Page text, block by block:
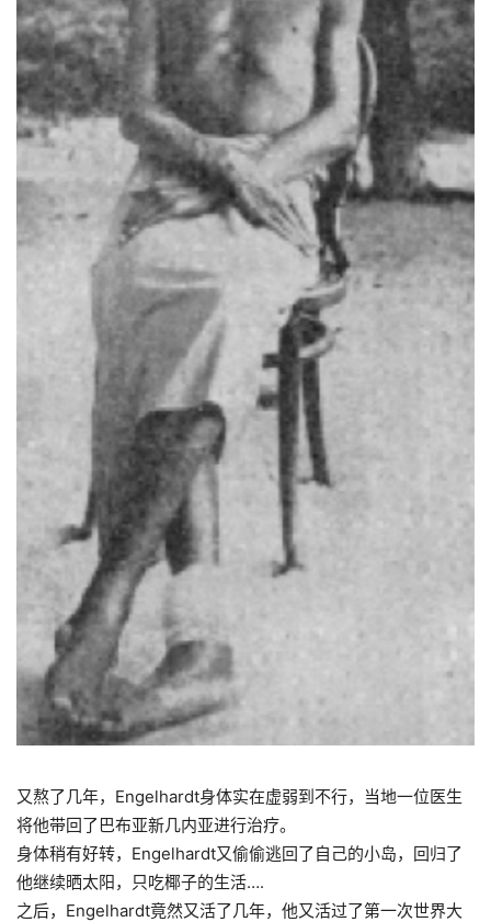
又熬了几年，Engelhardt身体实在虚弱到不行，当地一位医生
将他带回了巴布亚新几内亚进行治疗。
身体稍有好转，Engelhardt又偷偷逃回了自己的小岛，回归了
他继续晒太阳，只吃椰子的生活….
之后，Engelhardt竟然又活了几年，他又活过了第一次世界大